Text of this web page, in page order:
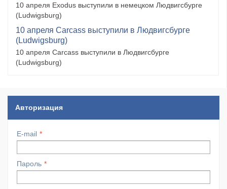
10 апреля Exodus выступили в немецком Людвигсбурге
(Ludwigsburg)
10 апреля Carcass выступили в Людвигсбурге
(Ludwigsburg)
10 апреля Carcass выступили в Людвигсбурге
(Ludwigsburg)
Авторизация
E-mail
Пароль